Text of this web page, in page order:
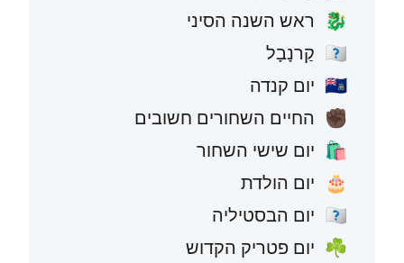
🐉 ראש השנה הסיני
🇧🇷 קַרנָבָל
🇨🇦 יום קנדה
✊🏿 החיים השחורים חשובים
🛍️ יום שישי השחור
🎂 יום הולדת
🇫🇷 יום הבסטיליה
☘️ יום פטריק הקדוש